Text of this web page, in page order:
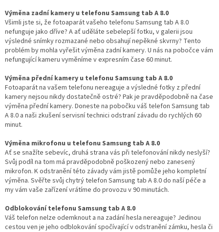
Výměna zadní kamery u telefonu Samsung tab A 8.0
Všimli jste si, že fotoaparát vašeho telefonu Samsung tab A 8.0
nefunguje jako dříve? A ať uděláte sebelepší fotku, v galerii jsou
výsledné snímky rozmazané nebo obsahují nepěkné skvrny? Tento
problém by mohla vyřešit výměna zadní kamery. U nás na pobočce vám
nefungující kameru vyměníme v expresním čase 60 minut.
Výměna přední kamery u telefonu Samsung tab A 8.0
Fotoaparát na vašem telefonu nereaguje a výsledné fotky z přední
kamery nejsou nikdy dostatečně ostré? Pak je pravděpodobně na čase
výměna přední kamery. Doneste na pobočku váš telefon Samsung tab
A 8.0 a naši zkušení servisní technici odstraní závadu do rychlých 60
minut.
Výměna mikrofonu u telefonu Samsung tab A 8.0
Ať se snažíte sebevíc, druhá strana vás při telefonování nikdy neslyší?
Svůj podíl na tom má pravděpodobně poškozený nebo zanesený
mikrofon. K odstranění této závady vám jistě pomůže jeho kompletní
výměna. Svěřte svůj chytrý telefon Samsung tab A 8.0 do naší péče a
my vám vaše zařízení vrátíme do provozu v 90 minutách.
Odblokování telefonu Samsung tab A 8.0
Váš telefon nelze odemknout a na zadání hesla nereaguje? Jedinou
cestou ven je jeho odblokování spočívající v odstranění zámku, hesla či